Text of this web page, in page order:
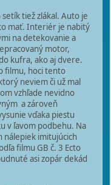
tiež zlákal. Auto je
mať. Interiér je nabitý
na detekovanie a
motor,
kufra, ako aj dvere.
filmu, hoci tento
neviem či už mal
vzhľade nevidno
a zároveň
vďaka piestu
v ľavom podbehu. Na
nálepiek imitujúcich
filmu GB č. 3 Ecto
asi zopár dekád